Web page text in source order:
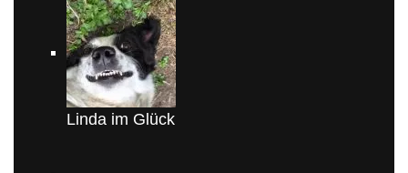
Linda im Glück